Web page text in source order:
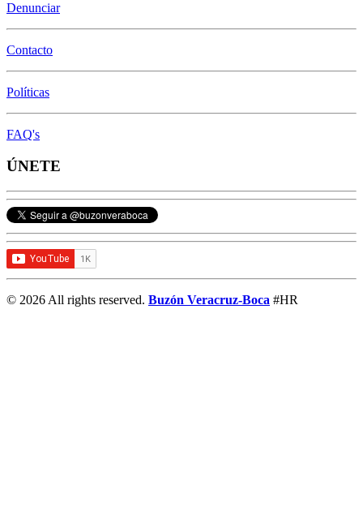
Denunciar
Contacto
Políticas
FAQ's
ÚNETE
© 2026 All rights reserved. Buzón Veracruz-Boca #HR